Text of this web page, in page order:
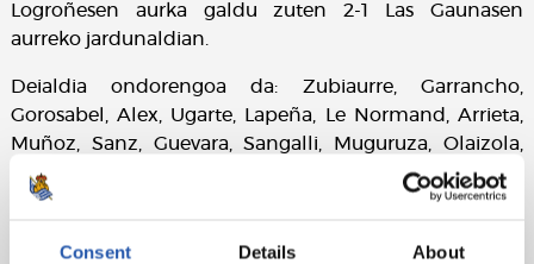
Consent Details About
Logroñesen aurka galdu zuten 2-1 Las Gaunasen
aurreko jardunaldian.
Deialdia ondorengoa da: Zubiaurre, Garrancho,
Gorosabel, Alex, Ugarte, Lapeña, Le Normand, Arrieta,
Muñoz, Sanz, Guevara, Sangalli, Muguruza, Olaizola,
Capilla, Merquelanz, Celorrio eta Jauregi. Baja
medikoak dira Sisniega eta Gorostidi.